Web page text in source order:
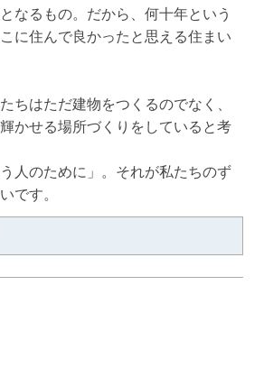
なるもの。だから、何十年という
に住んで良かったと思える住まい
ちはただ建物をつくるのでなく、
かせる場所づくりをしていると考
人のために」。それが私たちのず
です。